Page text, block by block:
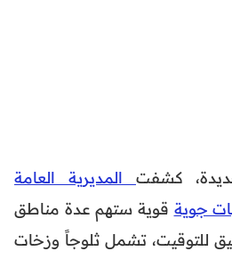
كشفت المديرية العامة
جوية قوية ستهم عدة مناطق
للتوقيت، تشمل ثلوجاً وزخات